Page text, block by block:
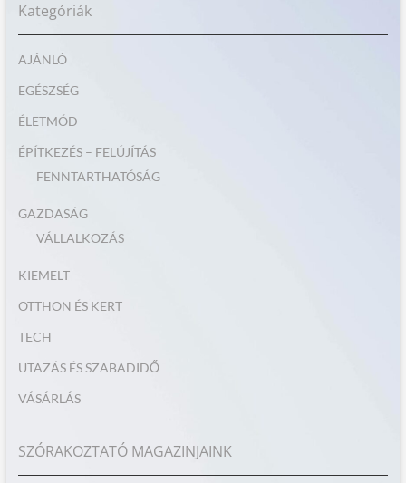
Kategóriák
AJÁNLÓ
EGÉSZSÉG
ÉLETMÓD
ÉPÍTKEZÉS – FELÚJÍTÁS
FENNTARTHATÓSÁG
GAZDASÁG
VÁLLALKOZÁS
KIEMELT
OTTHON ÉS KERT
TECH
UTAZÁS ÉS SZABADIDŐ
VÁSÁRLÁS
SZÓRAKOZTATÓ MAGAZINJAINK